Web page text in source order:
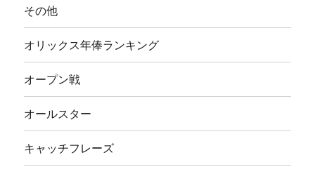
その他
オリックス年俸ランキング
オープン戦
オールスター
キャッチフレーズ